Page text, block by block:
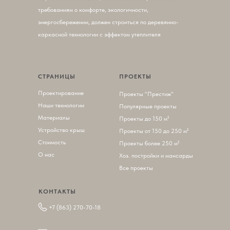
СТРАНИЦЫ
Проектирование
Наши технологии
Материалы
Устройство крыш
Стоимость
О нас
ПРОЕКТЫ
Проекты "Престиж"
Популярные проекты
Проекты до 150 м²
Проекты от 150 до 250 м²
Проекты более 250 м²
Хоз. постройки и мансарды
Все проекты
КОНТАКТЫ
+7 (863) 270-70-18
требованиям о комфорте, экологичности,
энергосбережении, должен строиться по деревянно-
каркасной технологии с эффектом утеплителя